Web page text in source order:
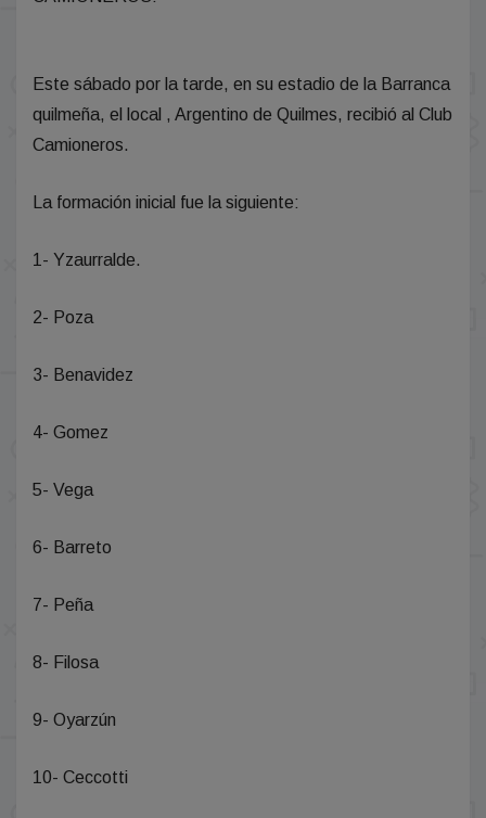
Este sábado por la tarde, en su estadio de la Barranca
quilmeña, el local , Argentino de Quilmes, recibió al Club
Camioneros.
La formación inicial fue la siguiente:
1- Yzaurralde.
2- Poza
3- Benavidez
4- Gomez
5- Vega
6- Barreto
7- Peña
8- Filosa
9- Oyarzún
10- Ceccotti